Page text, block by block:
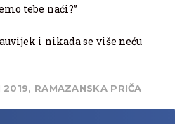
tebe naći?”
i nikada se više neću
2019, RAMAZANSKA PRIČA